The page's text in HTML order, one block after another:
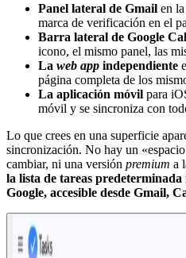
Panel lateral de Gmail en
marca de verificación en el
Barra lateral de Google
icono, el mismo panel, las
La web app independiente
página completa de los
La aplicación móvil para
móvil y se sincroniza con
Lo que crees en una superficie
sincronización. No hay un
cambiar, ni una versión premium a
la lista de tareas
Google, accesible desde Gmail,